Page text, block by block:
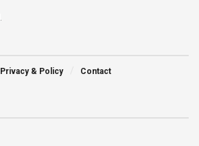
.
Privacy & Policy Contact